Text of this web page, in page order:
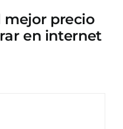
mejor precio
en internet